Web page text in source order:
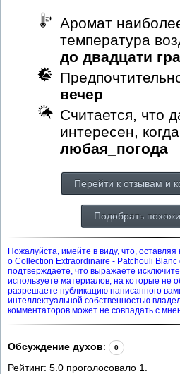
Аромат
температура
до двадцати
вечер
Считается, что
интересен,
любая_погода
Перейти к отзывам и
Подобрать
Пожалуйста, имейте в виду, что,
о Collection Extraordinaire - Patchouli Blanc
подтверждаете, что выражаете
используете материалов, на которые не
разрешаете публикацию написанного
интеллектуальной собственностью
комментаторов может не совпадать с
Обсуждение духов: 0
Рейтинг: 5.0 проголосовало 1